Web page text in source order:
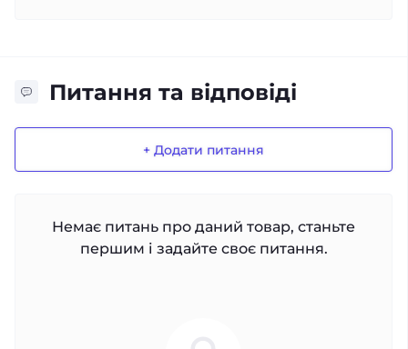
Питання та відповіді
+ Додати питання
Немає питань про даний товар, станьте
першим і задайте своє питання.